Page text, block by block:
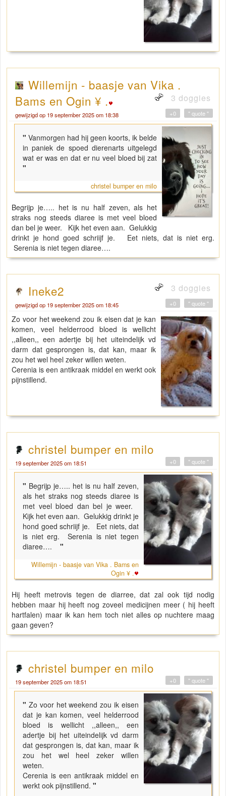
Willemijn - baasje van Vika .
Bams en Ogin ¥ .
3 doggies
gewijzigd op 19 september 2025 om 18:38 " quote "
+0
" Vanmorgen had hij geen koorts, ik belde
in paniek de spoed dierenarts uitgelegd
wat er was en dat er nu veel bloed bij zat
"
christel bumper en milo
Begrijp je….. het is nu half zeven, als het
straks nog steeds diaree is met veel bloed
dan bel je weer. Kijk het even aan. Gelukkig
drinkt je hond goed schriijf je. Eet niets, dat is niet erg.
Serenia is niet tegen diaree….
Ineke2 3 doggies
gewijzigd op 19 september 2025 om 18:45 " quote "
+0
Zo voor het weekend zou ik eisen dat je kan
komen, veel helderrood bloed is wellicht
,,alleen,, een adertje bij het uiteindelijk vd
darm dat gesprongen is, dat kan, maar ik
zou het wel heel zeker willen weten.
Cerenia is een antikraak middel en werkt ook
pijnstillend.
christel bumper en milo
19 september 2025 om 18:51 " quote "
+0
" Begrijp je….. het is nu half zeven,
als het straks nog steeds diaree is
met veel bloed dan bel je weer.
Kijk het even aan. Gelukkig drinkt je
hond goed schriijf je. Eet niets, dat
is niet erg. Serenia is niet tegen
diaree….
"
Willemijn - baasje van Vika . Bams en
Ogin ¥ .
Hij heeft metrovis tegen de diarree, dat zal ook tijd nodig
hebben maar hij heeft nog zoveel medicijnen meer ( hij heeft
hartfalen) maar ik kan hem toch niet alles op nuchtere maag
gaan geven?
christel bumper en milo
19 september 2025 om 18:51 " quote "
+0
" Zo voor het weekend zou ik eisen
dat je kan komen, veel helderrood
bloed is wellicht ,,alleen,, een
adertje bij het uiteindelijk vd darm
dat gesprongen is, dat kan, maar ik
zou het wel heel zeker willen
weten.
Cerenia is een antikraak middel en
werkt ook pijnstillend. "